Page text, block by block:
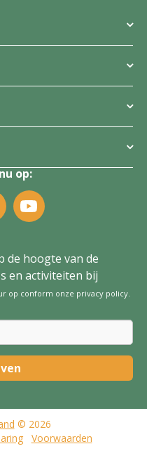
op:
de hoogte van de
en activiteiten bij
op conform onze privacy policy
© 2026
Voorwaarden